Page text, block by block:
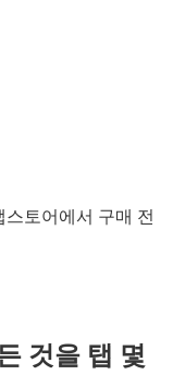
토어에서 구매 전
것을 탭 몇